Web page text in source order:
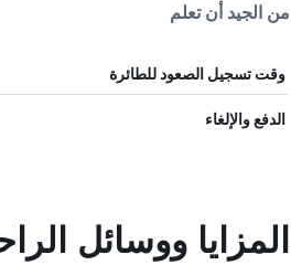
من الجيد أن تعلم
وقت تسجيل الصعود للطائرة
الدفع والإلغاء
المزايا ووسائل